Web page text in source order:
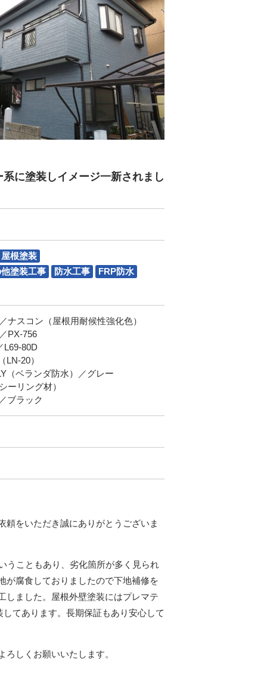
系に塗装しイメージ一新されまし
屋根塗装
塗装工事
防水工事 FRP防水
ナスコン（屋根用耐候性強化色）
PX-756
L69-80D
20）
（ベランダ防水）／グレー
ーリング材）
ブラック
頼をいただき誠にありがとうございま
うこともあり、劣化箇所が多く見られ
が腐食しておりましたので下地補修を
しました。屋根外壁塗装にはプレマテ
てあります。長期保証もあり安心して
しくお願いいたします。